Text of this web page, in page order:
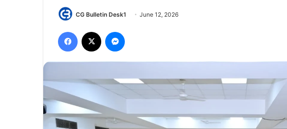
CG Bulletin Desk1 June 12, 2026
Facebook